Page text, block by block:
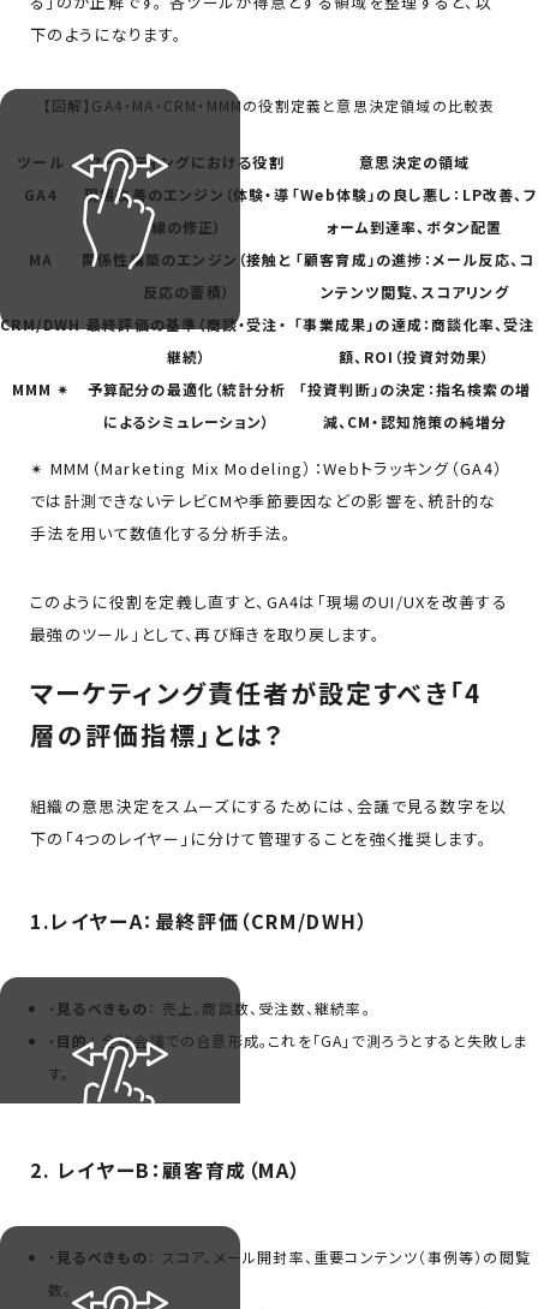
下のようになります。
【図解】GA4・MA・CRM・MMMの役割定義と意思決定領域の比較表
ツール マーケティングにおける役割
意思決定の領域
GA4
現場改善のエンジン（体験・導
線の修正）
「Web体験」の良し悪し：LP改善、フ
ォーム到達率、ボタン配置
MA
関係性構築のエンジン（接触と
反応の蓄積）
「顧客育成」の進捗：メール反応、コ
ンテンツ閲覧、スコアリング
CRM/DWH 最終評価の基準（商談・受注・
継続）
「事業成果」の達成：商談化率、受注
額、ROI（投資対効果）
MMM ✴︎
予算配分の最適化（統計分析
によるシミュレーション）
「投資判断」の決定：指名検索の増
減、CM・認知施策の純増分
✴︎ MMM（Marketing Mix Modeling）：Webトラッキング（GA4）
では計測できないテレビCMや季節要因などの影響を、統計的な
手法を用いて数値化する分析手法。
このように役割を定義し直すと、GA4は「現場のUI/UXを改善する
最強のツール」として、再び輝きを取り戻します。
マーケティング責任者が設定すべき「4
層の評価指標」とは？
組織の意思決定をスムーズにするためには、会議で見る数字を以
下の「4つのレイヤー」に分けて管理することを強く推奨します。
1.レイヤーA：最終評価（CRM/DWH）
・ 見るべきもの： 売上、商談数、受注数、継続率。
・ 目的： 全体会議での合意形成。これを「GA」で測ろうとすると失敗しま
す。
2. レイヤーB：顧客育成（MA）
・ 見るべきもの： スコア、メール開封率、重要コンテンツ（事例等）の閲覧
数。